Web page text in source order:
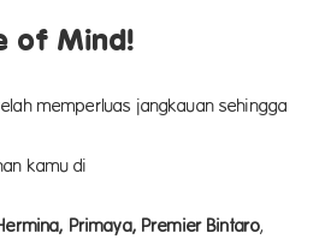
of Mind!
memperluas jangkauan sehingga
kamu di
Primaya, Premier Bintaro,